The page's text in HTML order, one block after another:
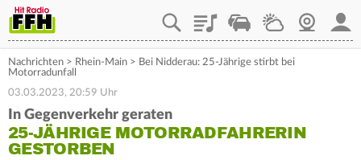
PlaylistStaupilotWetterWebcam
Nachrichten > Rhein-Main > Bei Nidderau: 25-Jährige stirbt bei
Motorradunfall
03.03.2023, 20:59 Uhr
In Gegenverkehr geraten
25-JÄHRIGE MOTORRADFAHRERIN
GESTORBEN